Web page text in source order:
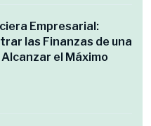
Empresarial:
las Finanzas de una
el Máximo